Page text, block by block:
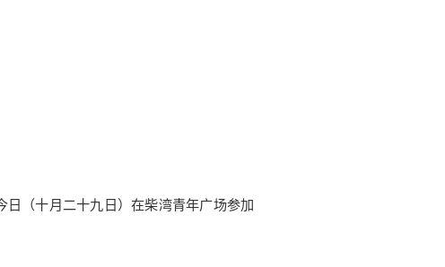
（十月二十九日）在柴湾青年广场参加